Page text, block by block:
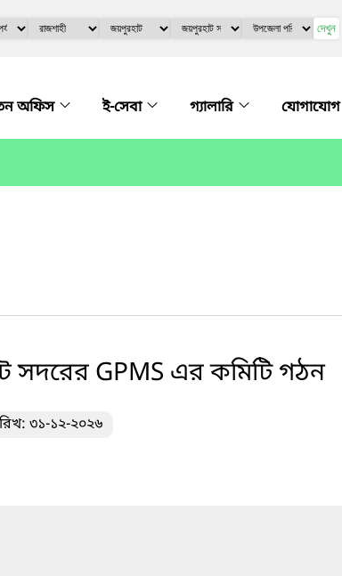
দেখুন
অফিস ই-সেবা গ্যালারি যোগাযোগ
GPMS এর কমিটি গঠন
৩১-১২-২০২৬